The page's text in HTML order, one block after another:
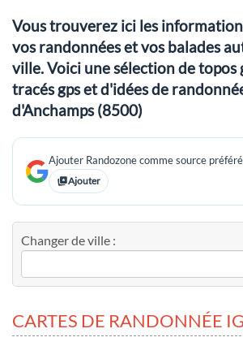
Vous trouverez ici les
vos randonnées et vos balades
ville. Voici une sélection de topos
tracés gps et d'idées de
d'Anchamps (8500)
Ajouter Randozone comme source
Ajouter
Changer de ville :
CARTES DE RANDONNÉE